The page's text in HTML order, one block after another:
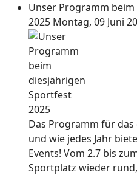
Unser Programm
2025 Montag, 09 Juni
Das Programm für
und wie jedes Jahr
Events! Vom 2.7 bis
Sportplatz wieder